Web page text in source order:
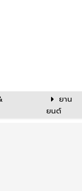
ยาน
ยนต์